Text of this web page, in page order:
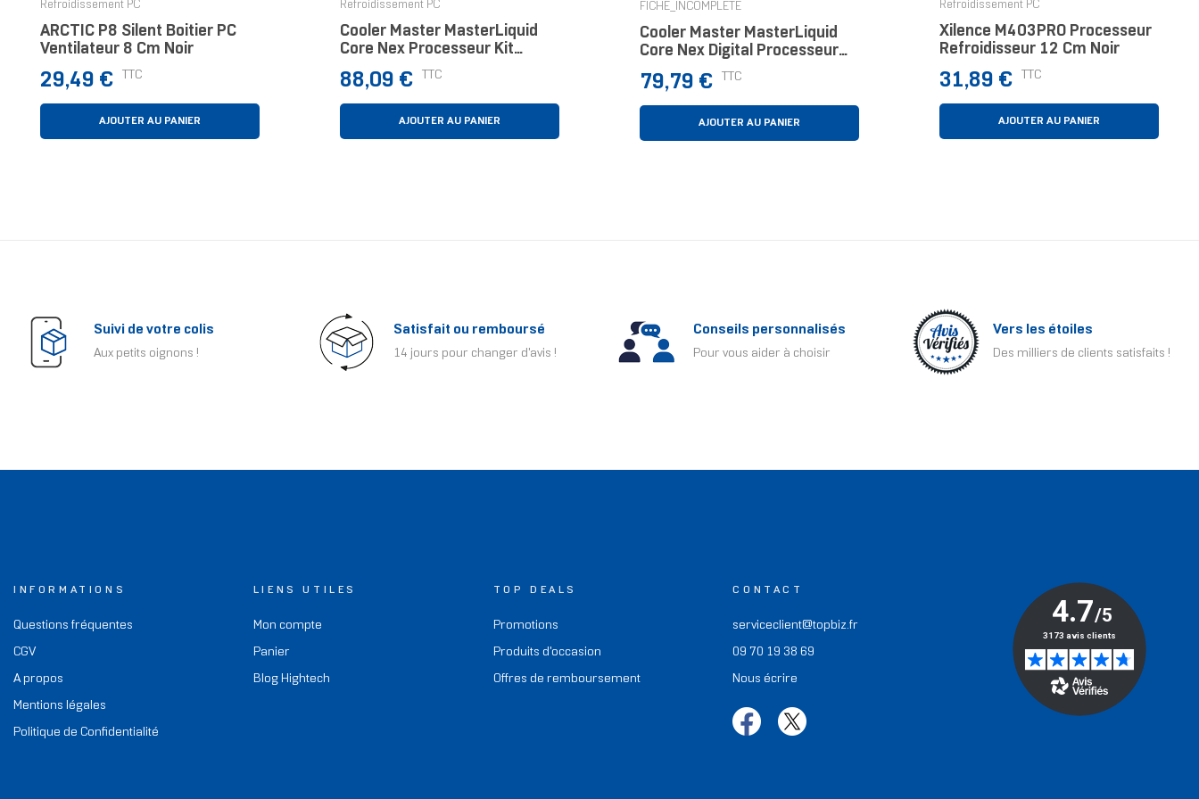
Refroidissement PC
ARCTIC P8 Silent Boitier PC
Ventilateur 8 Cm Noir
Prix
29,49 € TTC
AJOUTER AU PANIER
Refroidissement PC
Cooler Master MasterLiquid
Core Nex Processeur Kit
Watercooling 12 Cm 1
Pièce(s)
Prix
88,09 € TTC
AJOUTER AU PANIER
FICHE_INCOMPLETE
Cooler Master MasterLiquid
Core Nex Digital Processeur
Kit Watercooling 12 Cm Noir 1
Pièce(s)
Prix
79,79 € TTC
AJOUTER AU PANIER
Refroidissement PC
Xilence M403PRO Processeur
Refroidisseur 12 Cm Noir
Prix
31,89 € TTC
AJOUTER AU PANIER
Suivi de votre colis
Aux petits oignons !
Satisfait ou remboursé
14 jours pour changer d'avis !
Conseils personnalisés
Pour vous aider à choisir
Vers les étoiles
Des milliers de clients satisfaits !
INFORMATIONS
Questions fréquentes
CGV
A propos
Mentions légales
Politique de Confidentialité
LIENS UTILES
Mon compte
Panier
Blog Hightech
TOP DEALS
Promotions
Produits d'occasion
Offres de remboursement
CONTACT
serviceclient@topbiz.fr
09 70 19 38 69
Nous écrire